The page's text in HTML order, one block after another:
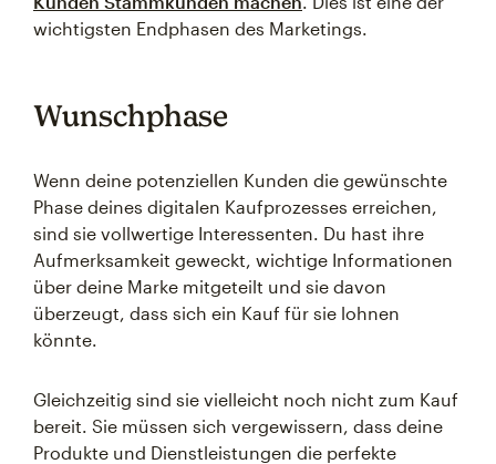
wichtigsten Endphasen des Marketings.
Wunschphase
Wenn deine potenziellen Kunden die gewünschte
Phase deines digitalen Kaufprozesses erreichen,
sind sie vollwertige Interessenten. Du hast ihre
Aufmerksamkeit geweckt, wichtige Informationen
über deine Marke mitgeteilt und sie davon
überzeugt, dass sich ein Kauf für sie lohnen
könnte.
Gleichzeitig sind sie vielleicht noch nicht zum Kauf
bereit. Sie müssen sich vergewissern, dass deine
Produkte und Dienstleistungen die perfekte